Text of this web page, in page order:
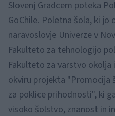
Slovenj Gradcem poteka
GoChile. Poletna šola, ki jo
naravoslovje Univerze v
Fakulteto za tehnologijo
Fakulteto za varstvo okolja
okviru projekta "Promocija
za poklice prihodnosti", ki
visoko šolstvo, znanost in